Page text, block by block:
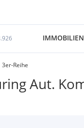
IMMOBILIEN
3er-Reihe
Aut.